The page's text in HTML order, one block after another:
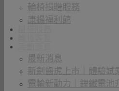
輪椅捐贈服務
康揚福利館
最新消息
新劍齒虎上市｜體驗試
電輪新動力｜鋰鐵電池